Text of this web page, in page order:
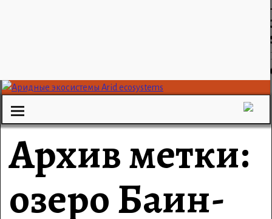
Архив метки:
озеро Баин-